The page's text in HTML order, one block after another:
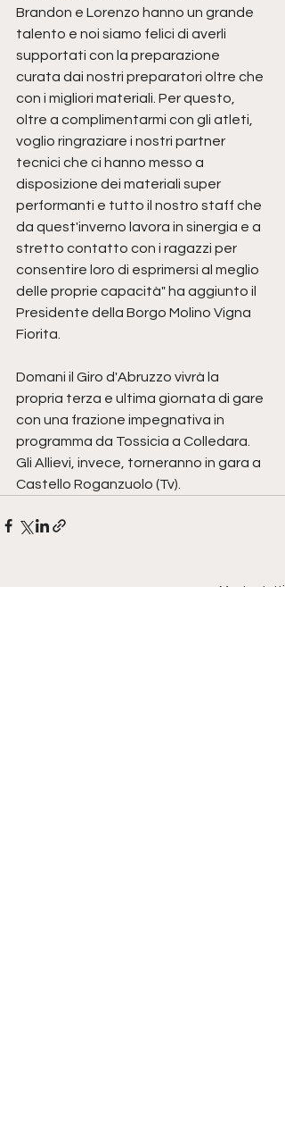
Brandon e Lorenzo hanno un grande
talento e noi siamo felici di averli
supportati con la preparazione
curata dai nostri preparatori oltre che
con i migliori materiali. Per questo,
oltre a complimentarmi con gli atleti,
voglio ringraziare i nostri partner
tecnici che ci hanno messo a
disposizione dei materiali super
performanti e tutto il nostro staff che
da quest'inverno lavora in sinergia e a
stretto contatto con i ragazzi per
consentire loro di esprimersi al meglio
delle proprie capacità" ha aggiunto il
Presidente della Borgo Molino Vigna
Fiorita.
Domani il Giro d'Abruzzo vivrà la
propria terza e ultima giornata di gare
con una frazione impegnativa in
programma da Tossicia a Colledara.
Gli Allievi, invece, torneranno in gara a
Castello Roganzuolo (Tv).
Mostra tutti